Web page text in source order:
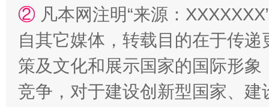
② 凡本网注明“来源：
自其它媒体，转载目的在于传
策及文化和展示国家的国际形
竞争，对于建设创新型国家、